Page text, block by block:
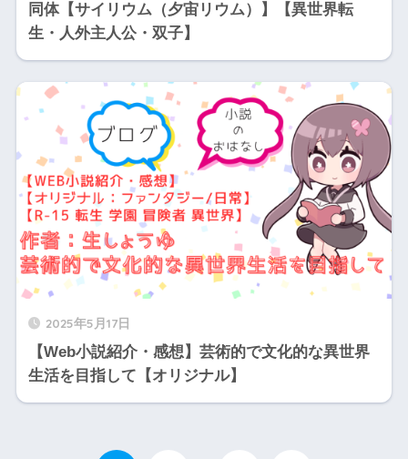
同体【サイリウム（夕宙リウム）】【異世界転
生・人外主人公・双子】
2025年5月17日
【Web小説紹介・感想】芸術的で文化的な異世界
生活を目指して【オリジナル】